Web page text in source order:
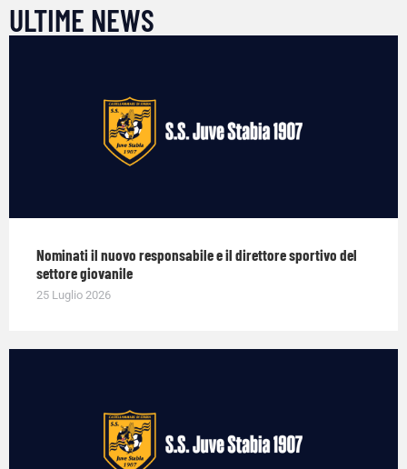
ULTIME NEWS
Nominati il nuovo responsabile e il direttore sportivo del
settore giovanile
25 Luglio 2026